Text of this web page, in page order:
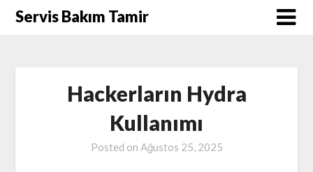
SkipServis Bakım Tamir
Hackerların Hydra
Kullanımı
Posted on Ağustos 25, 2025